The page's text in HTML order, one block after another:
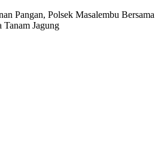
Pangan, Polsek Masalembu Bersama
Jagung